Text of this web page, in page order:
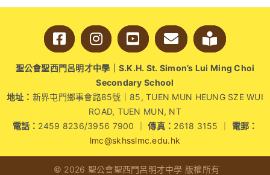
聖公會聖西門呂明才中學｜S.K.H. St. Simon’s Lui Ming Choi
Secondary School
地址： 新界屯門鄉事會路85號｜85, TUEN MUN HEUNG SZE WUI
ROAD, TUEN MUN, NT
電話： 2459 8236/3956 7900 ｜傳真： 2618 3155 ｜ 電郵：
lmc@skhsslmc.edu.hk
© 2026 聖公會聖西門呂明才中學 版權所有